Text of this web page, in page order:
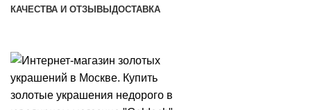
КАЧЕСТВА И ОТЗЫВЫ ДОСТАВКА